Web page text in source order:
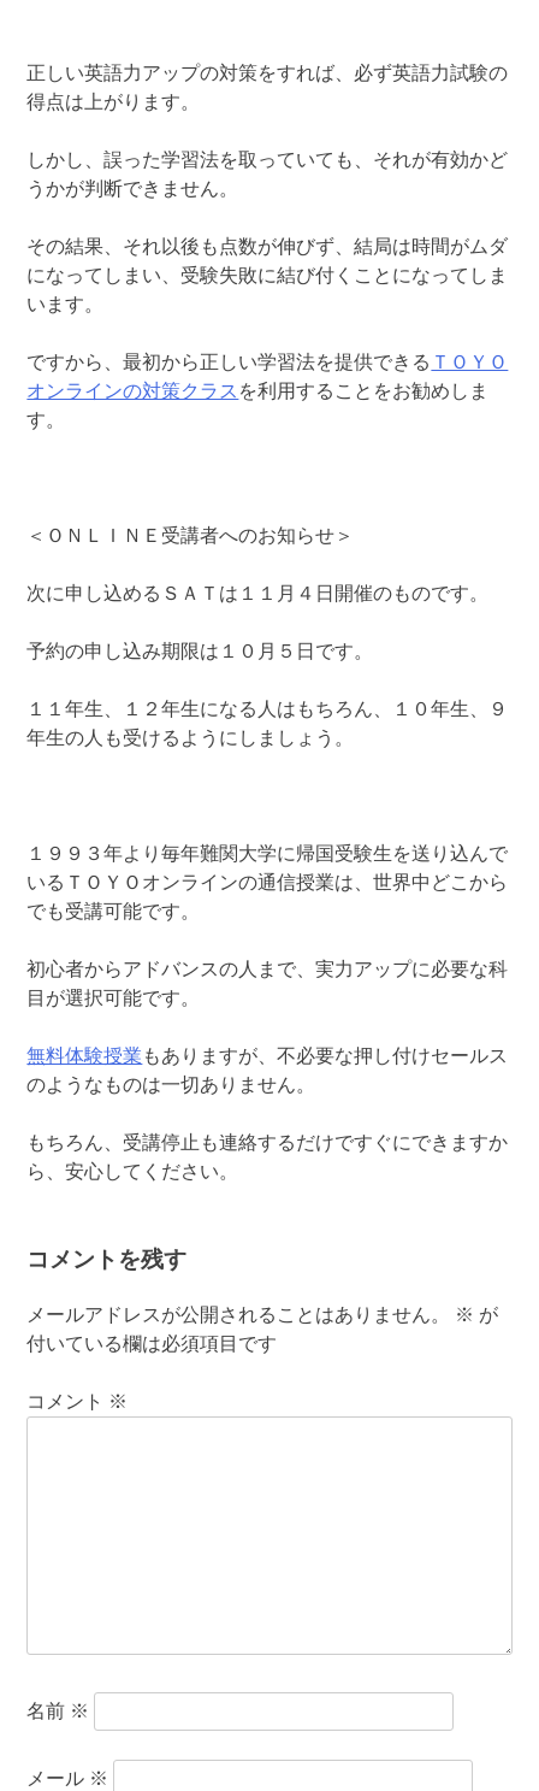
正しい英語力アップの対策をすれば、必ず英語力試験の
得点は上がります。
しかし、誤った学習法を取っていても、それが有効かど
うかが判断できません。
その結果、それ以後も点数が伸びず、結局は時間がムダ
になってしまい、受験失敗に結び付くことになってしま
います。
ですから、最初から正しい学習法を提供できる ＴＯＹＯ
オンラインの対策クラス を利用することをお勧めしま
す。
＜ＯＮＬＩＮＥ受講者へのお知らせ＞
次に申し込めるＳＡＴは１１月４日開催のものです。
予約の申し込み期限は１０月５日です。
１１年生、１２年生になる人はもちろん、１０年生、９
年生の人も受けるようにしましょう。
１９９３年より毎年難関大学に帰国受験生を送り込んで
いるＴＯＹＯオンラインの通信授業は、世界中どこから
でも受講可能です。
初心者からアドバンスの人まで、実力アップに必要な科
目が選択可能です。
無料体験授業 もありますが、不必要な押し付けセールス
のようなものは一切ありません。
もちろん、受講停止も連絡するだけですぐにできますか
ら、安心してください。
コメントを残す
メールアドレスが公開されることはありません。 ※ が
付いている欄は必須項目です
コメント ※
名前 ※
メール ※